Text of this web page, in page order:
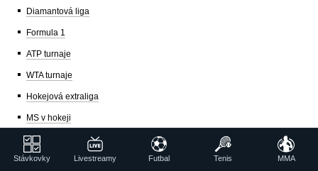
Diamantová liga
Formula 1
ATP turnaje
WTA turnaje
Hokejová extraliga
MS v hokeji
Veľká Pardubická
MotoGP
Stávkovky Livestreamy Futbal Tenis MMA